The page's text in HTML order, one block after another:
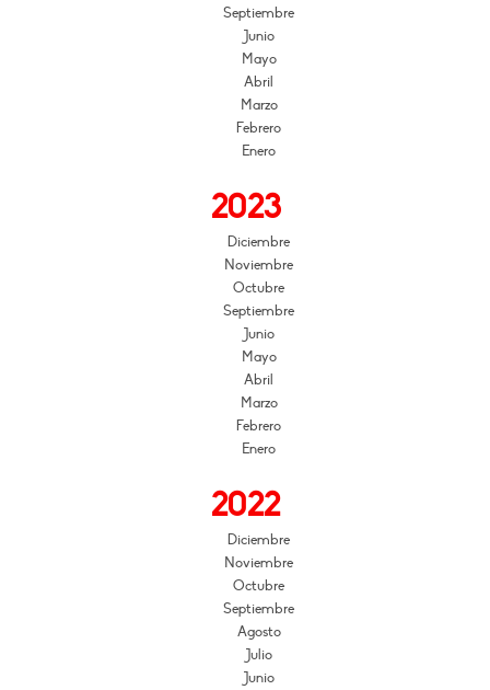
Septiembre
Junio
Mayo
Abril
Marzo
Febrero
Enero
2023
Diciembre
Noviembre
Octubre
Septiembre
Junio
Mayo
Abril
Marzo
Febrero
Enero
2022
Diciembre
Noviembre
Octubre
Septiembre
Agosto
Julio
Junio